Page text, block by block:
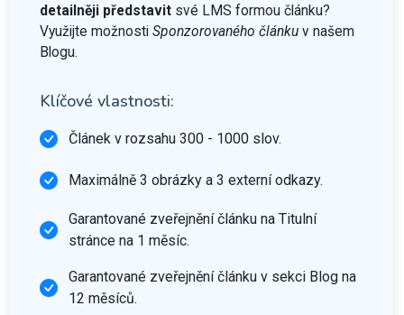
detailněji představit své LMS formou článku?
Využijte možnosti Sponzorovaného článku v našem
Blogu.
Klíčové vlastnosti:
Článek v rozsahu 300 - 1000 slov.
Maximálně 3 obrázky a 3 externí odkazy.
Garantované zveřejnění článku na Titulní
stránce na 1 měsíc.
Garantované zveřejnění článku v sekci Blog na
12 měsíců.